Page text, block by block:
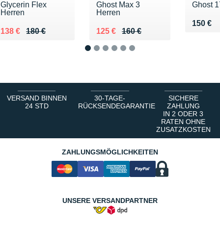
Glycerin Flex
Herren
180 €
Au lieu de 180 €
138 €
Vendu 138 €
Ghost Max 3
Herren
160 €
Au lieu de 160 €
125 €
Vendu 125 €
Ghost
150 €
Vendu
VERSAND BINNEN
24 STD
30-TAGE-
RÜCKSENDEGARANTIE
SICHERE
ZAHLUNG
IN 2 ODER 3
RATEN OHNE
ZUSATZKOSTEN
ZAHLUNGSMÖGLICHKEITEN
UNSERE VERSANDPARTNER